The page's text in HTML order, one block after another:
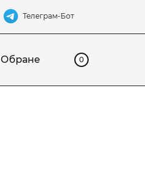
Телеграм-Бот
Обране 0